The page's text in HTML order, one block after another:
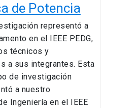
de Potencia
representó a
en el IEEE PEDG,
técnicos y
a sus integrantes. Esta
de investigación
a nuestro
Ingeniería en el IEEE